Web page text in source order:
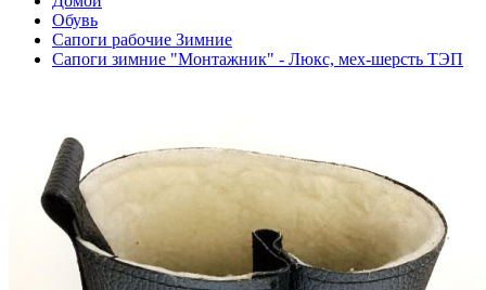
Обувь
Сапоги рабочие Зимние
Сапоги зимние "Монтажник" - Люкс, мех-шерсть ТЭП